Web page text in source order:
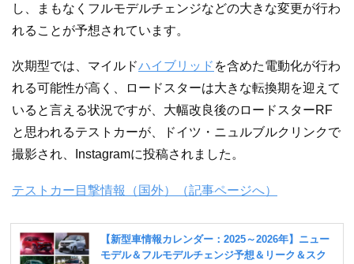
し、まもなくフルモデルチェンジなどの大きな変更が行わ
れることが予想されています。
次期型では、マイルドハイブリッド を含めた電動化が行わ
れる可能性が高く、ロードスターは大きな転換期を迎えて
いると言える状況ですが、大幅改良後のロードスターRF
と思われるテストカーが、ドイツ・ニュルブルクリンクで
撮影され、Instagramに投稿されました。
テストカー目撃情報（国外）（記事ページへ）